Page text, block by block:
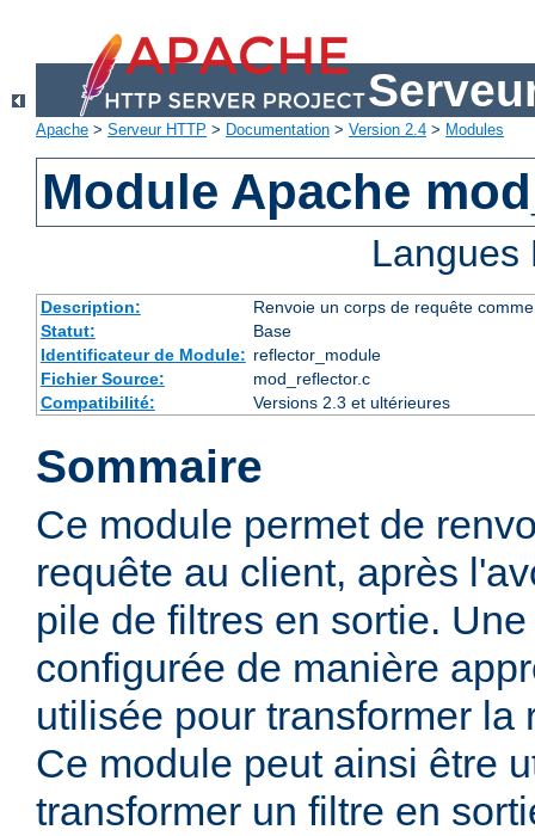
Apache > Serveur HTTP > Documentation > Version 2.4 > Modules
Module Apache
Description:
Renvoie un corps de requête
Statut:
Base
Identificateur de Module: reflector_module
Fichier Source:
mod_reflector.c
Compatibilité:
Versions 2.3 et ultérieures
Sommaire
Ce module permet de
requête au client, après
pile de filtres en sortie.
configurée de manière
utilisée pour transformer la
Ce module peut ainsi être
transformer un filtre en